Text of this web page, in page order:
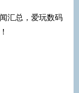
汇总，爱玩数码